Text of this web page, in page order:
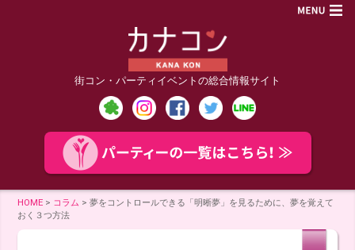
街コン・パーティイベントの総合情報サイト
HOME > コラム >夢をコントロールできる「明晰夢」を見るために、夢を覚えて
おく３つ方法